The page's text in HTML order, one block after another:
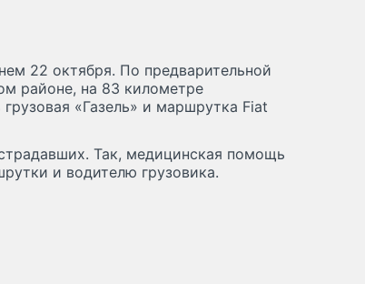
22 октября. По предварительной
районе, на 83 километре
«Газель» и маршрутка Fiat
Так, медицинская помощь
и водителю грузовика.